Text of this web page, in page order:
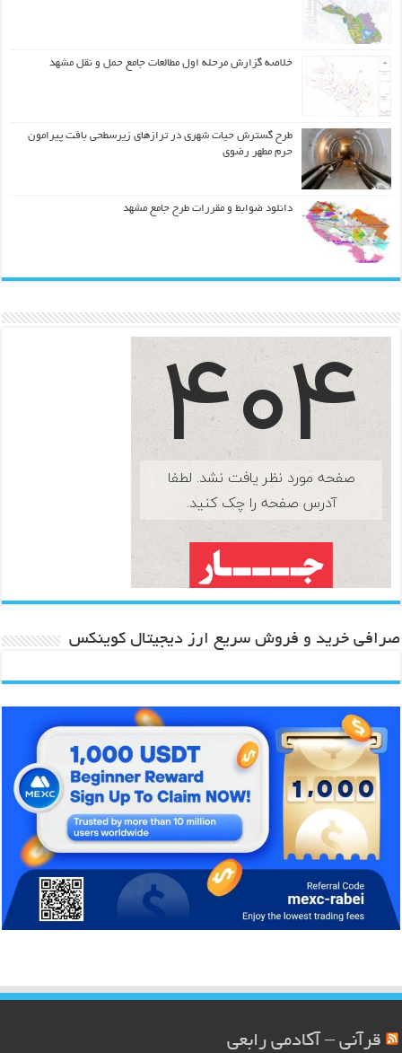
خلاصه گزارش مرحله اول مطالعات جامع حمل و نقل مشهد
طرح گسترش حیات شهري در ترازهاي زیرسطحی بافت پیرامون
حرم مطهر رضوي
دانلود ضوابط و مقررات طرح جامع مشهد
صرافی خرید و فروش سریع ارز دیجیتال کوینکس
قرآنی – آکادمی رابعی